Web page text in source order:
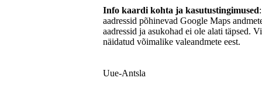
Info kaardi kohta ja kasutustingimused
aadressid põhinevad Google Maps
aadressid ja asukohad ei ole alati täpsed.
näidatud võimalike valeandmete eest.
Uue-Antsla